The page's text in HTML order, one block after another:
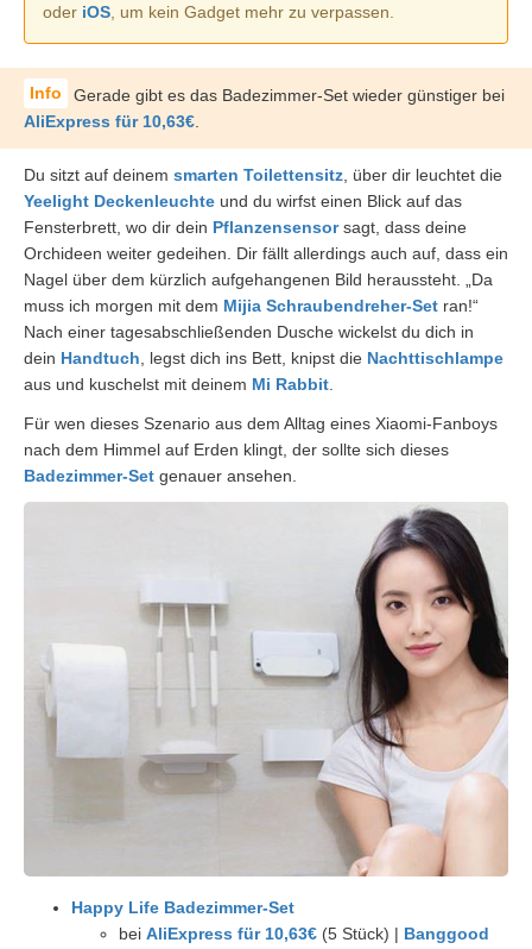
oder iOS , um kein Gadget mehr zu verpassen.
Gerade gibt es das Badezimmer-Set wieder günstiger bei
AliExpress für 10,63€
Du sitzt auf deinem smarten Toilettensitz , über dir leuchtet die
Yeelight Deckenleuchte und du wirfst einen Blick auf das
Fensterbrett, wo dir dein Pflanzensensorsagt, dass deine
Orchideen weiter gedeihen. Dir fällt allerdings auch auf, dass ein
Nagel über dem kürzlich aufgehangenen Bild heraussteht. „Da
muss ich morgen mit dem Mijia Schraubendreher-Set ran!“
Nach einer tagesabschließenden Dusche wickelst du dich in
dein Handtuch , legst dich ins Bett, knipst die Nachttischlampe
aus und kuschelst mit deinem Mi Rabbit
Für wen dieses Szenario aus dem Alltag eines Xiaomi-Fanboys
nach dem Himmel auf Erden klingt, der sollte sich dieses
Badezimmer-Set genauer ansehen.
Happy Life Badezimmer-Set
bei AliExpress für 10,63€ (5 Stück) | Banggood